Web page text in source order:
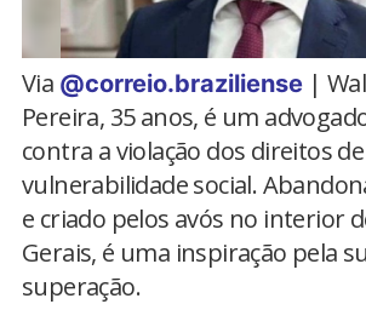
Via @correio.braziliense|
Pereira, 35 anos, é um
contra a violação dos direitos
vulnerabilidade social.
e criado pelos avós no interior
Gerais, é uma inspiração pela
superação.